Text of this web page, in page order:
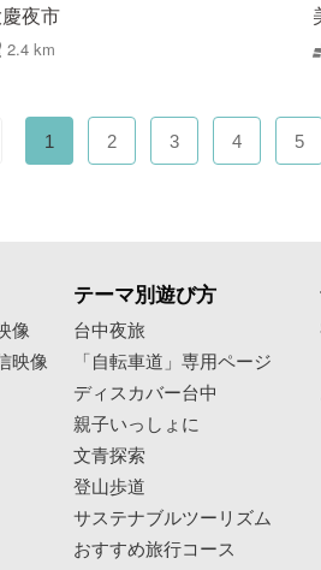
夜市
2.4 km
1 2 3 4 5
像
映像
テーマ別遊び方
台中夜旅
「自転車道」専用ページ
ディスカバー台中
親子いっしょに
文青探索
登山歩道
サステナブルツーリズム
おすすめ旅行コース